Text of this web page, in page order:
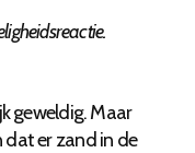
geweldig. Maar
dat er zand in de